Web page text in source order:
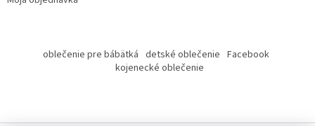
oblečenie pre bábätká detské oblečenie Facebook
kojenecké oblečenie